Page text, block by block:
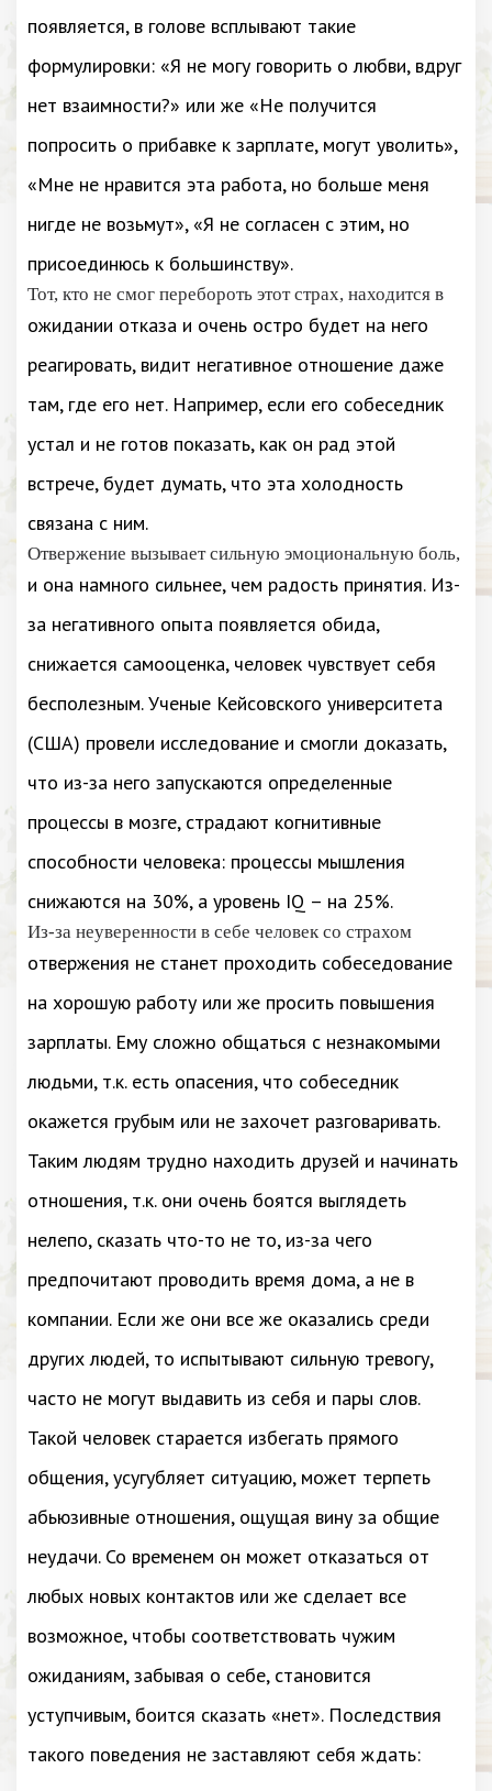
появляется, в голове всплывают такие
формулировки: «Я не могу говорить о любви, вдруг
нет взаимности?» или же «Не получится
попросить о прибавке к зарплате, могут уволить»,
«Мне не нравится эта работа, но больше меня
нигде не возьмут», «Я не согласен с этим, но
присоединюсь к большинству».
Тот, кто не смог перебороть этот страх, находится в
ожидании отказа и очень остро будет на него
реагировать, видит негативное отношение даже
там, где его нет. Например, если его собеседник
устал и не готов показать, как он рад этой
встрече, будет думать, что эта холодность
связана с ним.
Отвержение вызывает сильную эмоциональную боль,
и она намного сильнее, чем радость принятия. Из-
за негативного опыта появляется обида,
снижается самооценка, человек чувствует себя
бесполезным. Ученые Кейсовского университета
(США) провели исследование и смогли доказать,
что из-за него запускаются определенные
процессы в мозге, страдают когнитивные
способности человека: процессы мышления
снижаются на 30%, а уровень IQ – на 25%.
Из-за неуверенности в себе человек со страхом
отвержения не станет проходить собеседование
на хорошую работу или же просить повышения
зарплаты. Ему сложно общаться с незнакомыми
людьми, т.к. есть опасения, что собеседник
окажется грубым или не захочет разговаривать.
Таким людям трудно находить друзей и начинать
отношения, т.к. они очень боятся выглядеть
нелепо, сказать что-то не то, из-за чего
предпочитают проводить время дома, а не в
компании. Если же они все же оказались среди
других людей, то испытывают сильную тревогу,
часто не могут выдавить из себя и пары слов.
Такой человек старается избегать прямого
общения, усугубляет ситуацию, может терпеть
абьюзивные отношения, ощущая вину за общие
неудачи. Со временем он может отказаться от
любых новых контактов или же сделает все
возможное, чтобы соответствовать чужим
ожиданиям, забывая о себе, становится
уступчивым, боится сказать «нет». Последствия
такого поведения не заставляют себя ждать: